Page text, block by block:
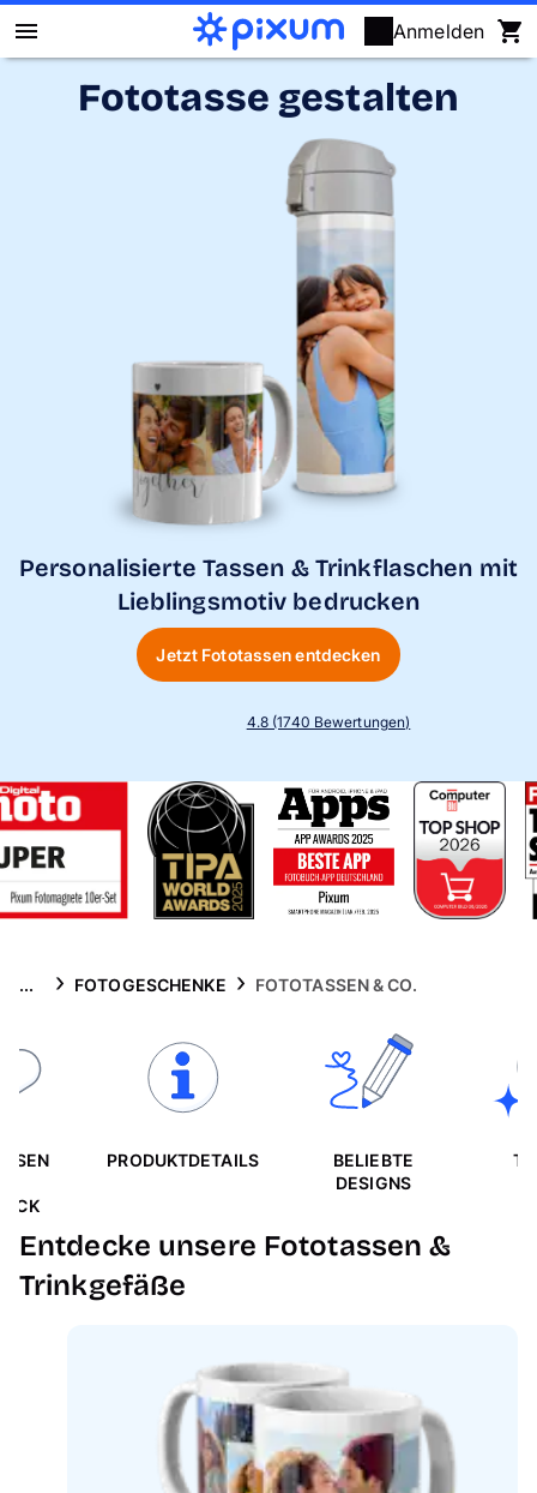
Anmelden
Pixum Fotobuch
Fototasse gestalten
Personalisierte Tassen & Trinkflaschen mit
Lieblingsmotiv bedrucken
4.8 (1740 Bewertungen)
Jetzt Fototassen entdecken
... FOTOGESCHENKE FOTOTASSEN & CO.
PRODUKTDETAILS
BELIEBTE
DESIGNS
Entdecke unsere Fototassen &
Trinkgefäße